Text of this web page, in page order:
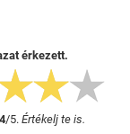
érkezett.
4/5. Értékelj te is.